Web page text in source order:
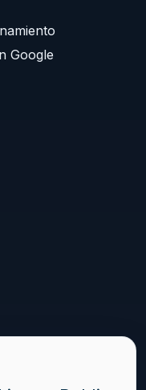
Google